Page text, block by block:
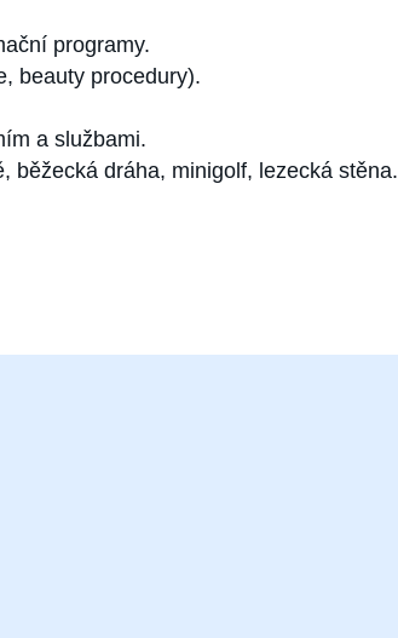
programy.
beauty procedury).
a službami.
běžecká dráha, minigolf, lezecká stěna.